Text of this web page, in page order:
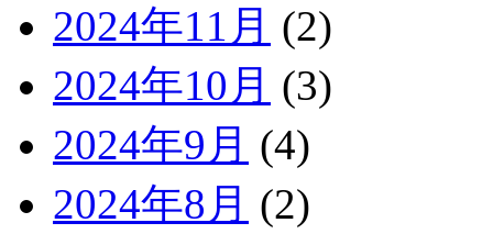
2024年11月 (2)
2024年10月 (3)
2024年9月 (4)
2024年8月 (2)